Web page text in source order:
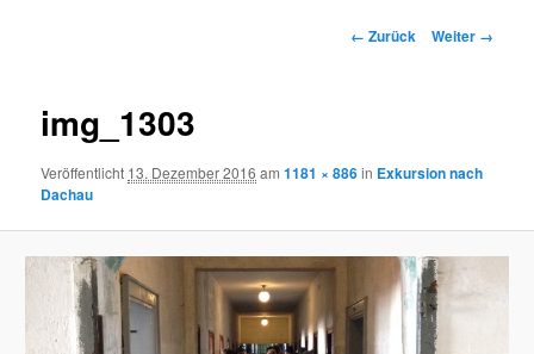
Bilder-
← Zurück Weiter →
img_1303
Veröffentlicht 13. Dezember 2016 am1181 × 886in Exkursion nach
Dachau